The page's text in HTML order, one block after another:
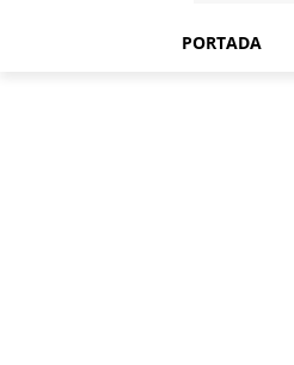
PORTADA